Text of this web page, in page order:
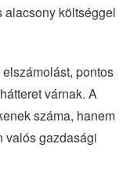
alacsony költséggel
pontos
várnak. A
száma, hanem
valós gazdasági